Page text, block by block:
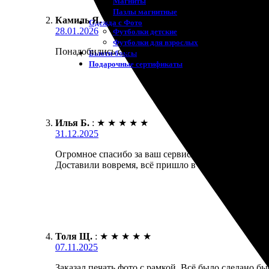
Пазлы магнитные
Одежда с Фото
Футболки детские
Футболки для взрослых
Бьюти-боксы
Подарочные сертификаты
Камиль Я. :
28.01.2026
Понадобились срочно фотографии на пенокартоне
Илья Б. : ★ ★ ★ ★ ★
31.12.2025
Огромное спасибо за ваш сервис! Заказал печать
Доставили вовремя, всё пришло в целости.
Толя Щ. : ★ ★ ★ ★ ★
07.11.2025